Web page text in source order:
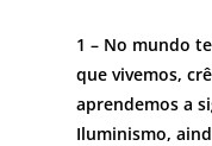
1 – No mundo
que vivemos,
aprendemos a
Iluminismo,